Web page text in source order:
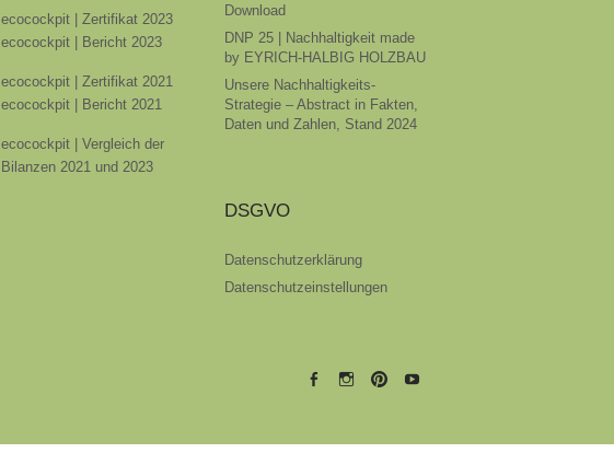
ecocockpit | Zertifikat 2023
ecocockpit | Bericht 2023
ecocockpit | Zertifikat 2021
ecocockpit | Bericht 2021
ecocockpit | Vergleich der
Bilanzen 2021 und 2023
Download
DNP 25 | Nachhaltigkeit made
by EYRICH-HALBIG HOLZBAU
Unsere Nachhaltigkeits-
Strategie – Abstract in Fakten,
Daten und Zahlen, Stand 2024
DSGVO
Datenschutzerklärung
Datenschutzeinstellungen
HOLZBAUHOLZBAUHOLZBAUHOLZBAU